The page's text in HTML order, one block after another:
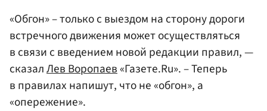
«Обгон» – только с выездом на сторону дороги
встречного движения может осуществляться
в связи с введением новой редакции правил, —
сказалЛев Воропаев«Газете.Ru». – Теперь
в правилах напишут, что не «обгон», а
«опережение».